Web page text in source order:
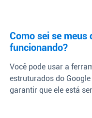
Como sei se
funcionando?
Você pode usar a
estruturados do
garantir que ele está